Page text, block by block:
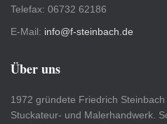
Telefax: 06732 62186
E-Mail: info@f-steinbach.de
Über uns
1972 gründete Friedrich
Stuckateur- und Malerhandwerk.